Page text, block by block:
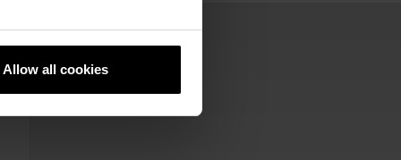
Allow all cookies